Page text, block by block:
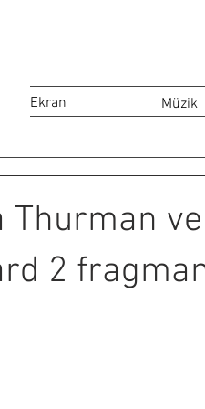
Ekran Müzik
Thurman
2